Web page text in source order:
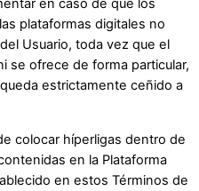
en caso de que los
plataformas digitales no
Usuario, toda vez que el
se ofrece de forma particular,
estrictamente ceñido a
colocar híperligas dentro de
en la Plataforma
en estos Términos de